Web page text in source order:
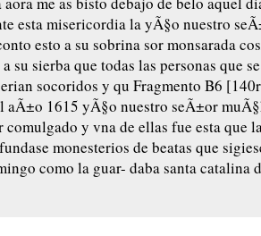
esta misericordia la yÃ§o nuestro
esto a su sobrina sor monsarada
su sierba que todas las personas que
socoridos y qu Fragmento B6
aÃ±o 1615 yÃ§o nuestro seÃ±or
comulgado y vna de ellas fue esta que
monesterios de beatas que
como la guar- daba santa catalina